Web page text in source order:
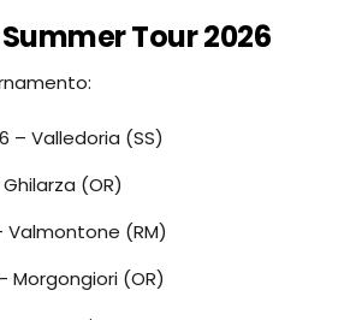
Tour 2026
– Valledoria (SS)
(OR)
Valmontone (RM)
Morgongiori (OR)